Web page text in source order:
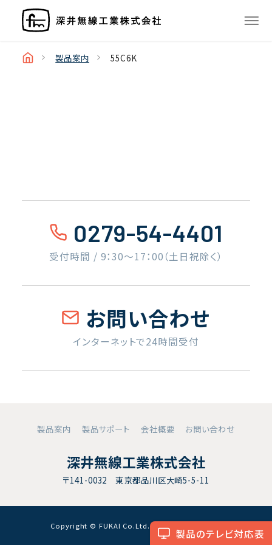
製品のテレビ対応表
製品案内 55C6K
0279-54-4401
受付時間 / 9：30〜17：00（土日祝除く）
お問い合わせ
インターネットで24時間受付
製品案内 製品サポート 会社概要 お問い合わせ
深井無線工業株式会社
〒141-0032 東京都品川区大崎5-5-11
Copyright © FUKAI Co.Ltd. All RightsReserved.